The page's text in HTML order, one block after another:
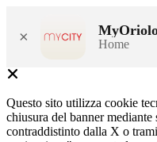
× Home
Questo sito utilizza cookie
chiusura del banner
contraddistinto dalla X o